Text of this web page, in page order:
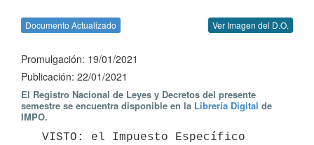
Documento Actualizado Ver Imagen del D.O.
Promulgación: 19/01/2021
Publicación: 22/01/2021
El Registro Nacional de Leyes y Decretos del presente
semestre se encuentra disponible en la Librería Digital de
IMPO.